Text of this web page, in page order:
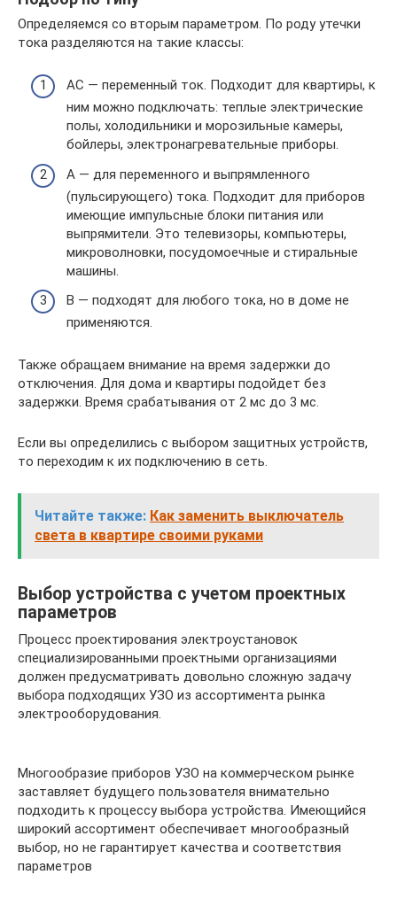
Определяемся со вторым параметром. По роду утечки
тока разделяются на такие классы:
АС — переменный ток. Подходит для квартиры, к
ним можно подключать: теплые электрические
полы, холодильники и морозильные камеры,
бойлеры, электронагревательные приборы.
А — для переменного и выпрямленного
(пульсирующего) тока. Подходит для приборов
имеющие импульсные блоки питания или
выпрямители. Это телевизоры, компьютеры,
микроволновки, посудомоечные и стиральные
машины.
В — подходят для любого тока, но в доме не
применяются.
Также обращаем внимание на время задержки до
отключения. Для дома и квартиры подойдет без
задержки. Время срабатывания от 2 мс до 3 мс.
Если вы определились с выбором защитных устройств,
то переходим к их подключению в сеть.
Читайте также: Как заменить выключатель
света в квартире своими руками
Выбор устройства с учетом проектных
параметров
Процесс проектирования электроустановок
специализированными проектными организациями
должен предусматривать довольно сложную задачу
выбора подходящих УЗО из ассортимента рынка
электрооборудования.
Многообразие приборов УЗО на коммерческом рынке
заставляет будущего пользователя внимательно
подходить к процессу выбора устройства. Имеющийся
широкий ассортимент обеспечивает многообразный
выбор, но не гарантирует качества и соответствия
параметров